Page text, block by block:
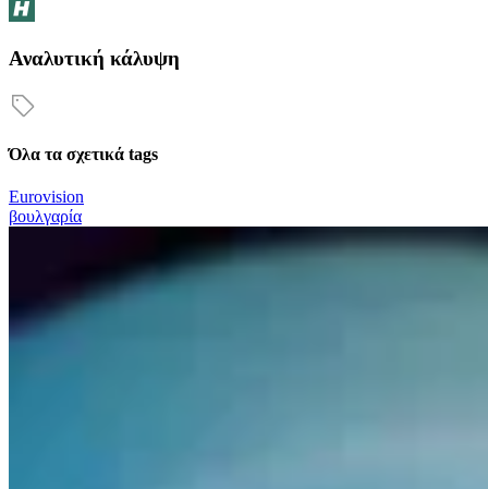
Αναλυτική κάλυψη
Όλα τα σχετικά tags
Eurovision
βουλγαρία